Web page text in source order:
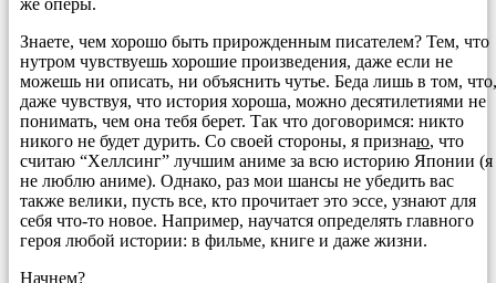
же оперы.
Знаете, чем хорошо быть прирожденным писателем? Тем, что
нутром чувствуешь хорошие произведения, даже если не
можешь ни описать, ни объяснить чутье. Беда лишь в том, что,
даже чувствуя, что история хороша, можно десятилетиями не
понимать, чем она тебя берет. Так что договоримся: никто
никого не будет дурить. Со своей стороны, я признаю, что
считаю “Хеллсинг” лучшим аниме за всю историю Японии (я
не люблю аниме). Однако, раз мои шансы не убедить вас
также велики, пусть все, кто прочитает это эссе, узнают для
себя что-то новое. Например, научатся определять главного
героя любой истории: в фильме, книге и даже жизни.
Начнем?